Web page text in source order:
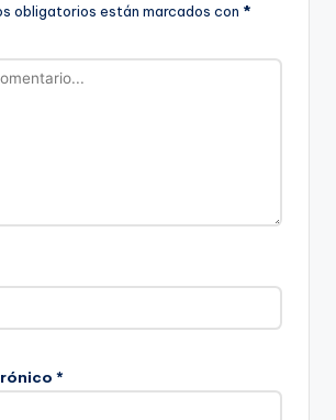
obligatorios están marcados con *
*